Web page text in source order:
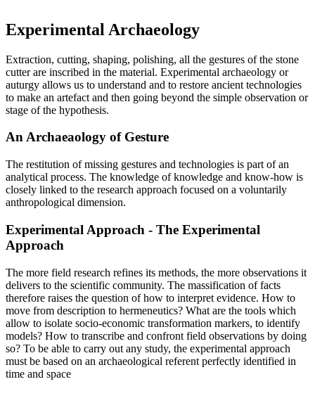
Experimental Archaeology
Extraction, cutting, shaping, polishing, all the gestures of the stone
cutter are inscribed in the material. Experimental archaeology or
auturgy allows us to understand and to restore ancient technologies
to make an artefact and then going beyond the simple observation or
stage of the hypothesis.
An Archaeaology of Gesture
The restitution of missing gestures and technologies is part of an
analytical process. The knowledge of knowledge and know-how is
closely linked to the research approach focused on a voluntarily
anthropological dimension.
Experimental Approach - The Experimental
Approach
The more field research refines its methods, the more observations it
delivers to the scientific community. The massification of facts
therefore raises the question of how to interpret evidence. How to
move from description to hermeneutics? What are the tools which
allow to isolate socio-economic transformation markers, to identify
models? How to transcribe and confront field observations by doing
so? To be able to carry out any study, the experimental approach
must be based on an archaeological referent perfectly identified in
time and space